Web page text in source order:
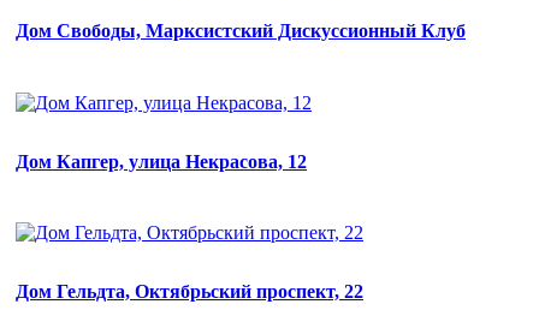
Дом Cвободы, Марксистский Дискуссионный Клуб
Дом Капгер, улица Некрасова, 12
Дом Гельдта, Октябрьский проспект, 22